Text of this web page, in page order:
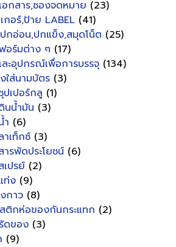
อกสาร,ซองจดหมาย (23)
กอร์,ป้าย LABEL (41)
กอ่อน,ปกแข็ง,สมุดโน็ต (25)
อร์มต่าง ๆ (17)
ะอุปกรณ์เพื่อการบรรจุ (134)
ใส่นามบัตร (3)
ปเปอร์กลู (1)
นน้ำมัน (3)
ำ (6)
าเท็กซ์ (3)
ารพัดประโยชน์ (6)
เปรย์ (2)
ท่ง (9)
กาว (8)
ติกห่อของกันกระแทก (2)
ดของ (3)
(9)